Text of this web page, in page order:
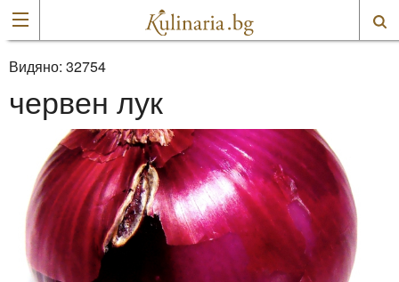
Видяно: 32754
червен лук